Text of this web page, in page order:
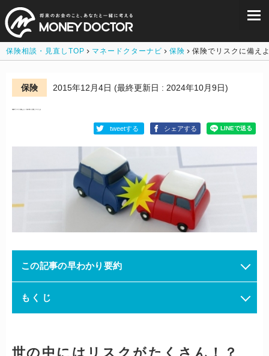
保険相談・見直しTOP マネードクターナビ 保険 保険でリスクに備え
保険 2015年12月4日 (最終更新日 : 2024年10月9日)
tweetする シェアする
この記事の早わかり要約
もくじ
世の中にはリスクがたくさん！？